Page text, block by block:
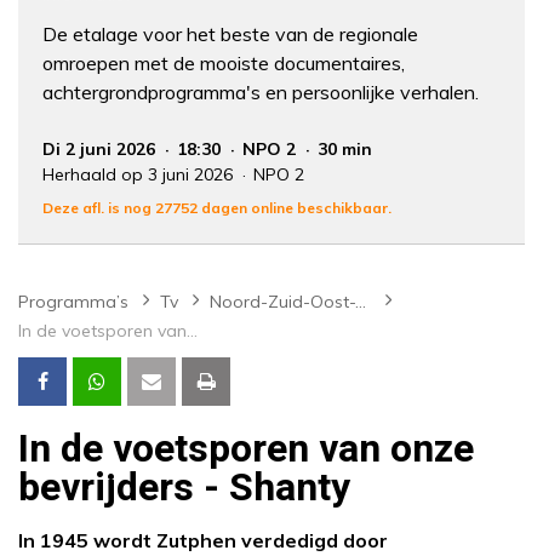
De etalage voor het beste van de regionale
omroepen met de mooiste documentaires,
achtergrondprogramma's en persoonlijke verhalen.
Di 2 juni 2026 18:30 NPO 2
30 min
Herhaald op 3 juni 2026
NPO 2
Deze afl. is nog 27752 dagen online beschikbaar.
Programma’s Tv
Noord-Zuid-Oost-West
In de voetsporen van onze bevrijders - Shanty
In de voetsporen van onze
bevrijders - Shanty
In 1945 wordt Zutphen verdedigd door